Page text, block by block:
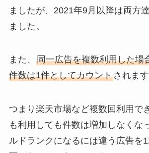
ましたが、2021年9月以降は両方
ました。
また、 同一広告を複数利用した場
件数は1件としてカウントされます
つまり楽天市場など複数回利用で
も利用しても件数は増加しなくな
ルドランクになるには違う広告を